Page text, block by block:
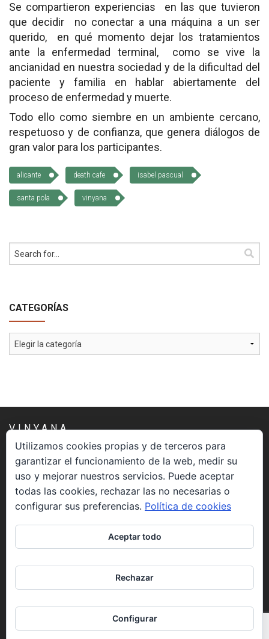
Acompañamiento
Noticias
Vídeos
Contacto
Cómo Colaborar
Se compartieron experiencias en las que tuvieron
que decidir no conectar a una máquina a un ser
querido, en qué momento dejar los tratamientos
ante la enfermedad terminal, como se vive la
ancianidad en nuestra sociedad y de la dificultad del
paciente y familia en hablar abiertamente del
proceso de enfermedad y muerte.
Todo ello como siembre en un ambiente cercano,
respetuoso y de confianza, que genera diálogos de
gran valor para los participantes.
alicante death cafe isabel pascual
santa pola vinyana
CATEGORÍAS
Categorías
VINYANA
Una asociación constituida sin ánimo de lucro cuya misión
es atender los aspectos espirituales relacionados con el
proceso vivir el morir.
REDES SOCIALES
Utilizamos cookies propias y de terceros para
garantizar el funcionamiento de la web, medir su
uso y mejorar nuestros servicios. Puede aceptar
todas las cookies, rechazar las no necesarias o
configurar sus preferencias. Política de cookies
Aceptar todo
Rechazar
Configurar